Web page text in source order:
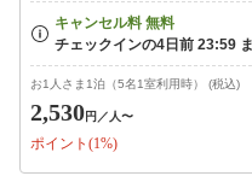
お1人さま1泊（5名1室利用時） (税込)
2,530円 ／人〜
ポイント(1%)